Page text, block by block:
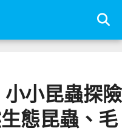
小昆蟲探險
態昆蟲、毛